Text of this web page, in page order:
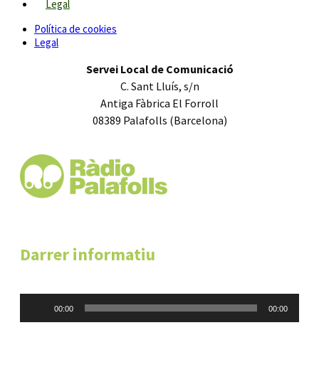
Legal
Política de cookies
Legal
Servei Local de Comunicació
C. Sant Lluís, s/n
Antiga Fàbrica El Forroll
08389 Palafolls (Barcelona)
Darrer informatiu
00:00 00:00